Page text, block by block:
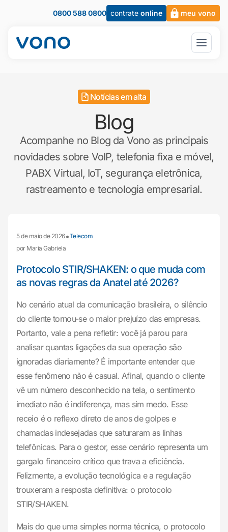
0800 588 0800 contrate online meu vono
Notícias em alta
Blog
Acompanhe no Blog da Vono as principais
novidades sobre VoIP, telefonia fixa e móvel,
PABX Virtual, IoT, segurança eletrônica,
rastreamento e tecnologia empresarial.
5 de maio de 2026•Telecom
por Maria Gabriela
Protocolo STIR/SHAKEN: o que muda com
as novas regras da Anatel até 2026?
No cenário atual da comunicação brasileira, o silêncio
do cliente tornou-se o maior prejuízo das empresas.
Portanto, vale a pena refletir: você já parou para
analisar quantas ligações da sua operação são
ignoradas diariamente? É importante entender que
esse fenômeno não é casual. Afinal, quando o cliente
vê um número desconhecido na tela, o sentimento
imediato não é indiferença, mas sim medo. Esse
receio é o reflexo direto de anos de golpes e
chamadas indesejadas que saturaram as linhas
telefônicas. Para o gestor, esse cenário representa um
gargalo financeiro crítico que trava a eficiência.
Felizmente, a evolução tecnológica e a regulação
trouxeram a resposta definitiva: o protocolo
STIR/SHAKEN.
Mais do que uma simples norma técnica, o protocolo